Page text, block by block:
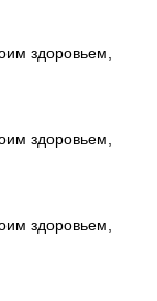
здоровьем,
здоровьем,
здоровьем,